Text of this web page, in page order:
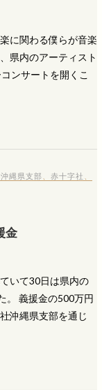
に関わる僕らが音楽
県内のアーティスト
ンサートを開くこ
縄県支部 赤十字社
金
いて30日は県内の
。 義援金の500万円
沖縄県支部を通じ